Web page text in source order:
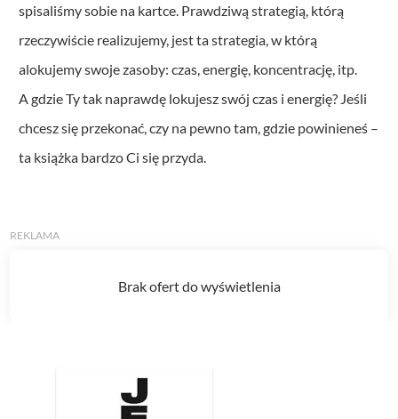
spisaliśmy sobie na kartce. Prawdziwą strategią, którą
rzeczywiście realizujemy, jest ta strategia, w którą
alokujemy swoje zasoby: czas, energię, koncentrację, itp.
A gdzie Ty tak naprawdę lokujesz swój czas i energię? Jeśli
chcesz się przekonać, czy na pewno tam, gdzie powinieneś –
ta książka bardzo Ci się przyda.